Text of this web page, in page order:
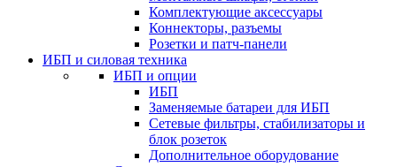
Комплектующие аксессуары
Коннекторы, разъемы
Розетки и патч-панели
ИБП и силовая техника
ИБП и опции
ИБП
Заменяемые батареи для ИБП
Сетевые фильтры, стабилизаторы и
блок розеток
Дополнительное оборудование